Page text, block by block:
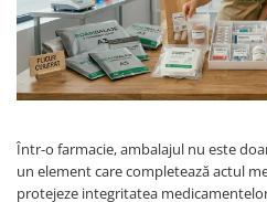
Într-o farmacie, ambalajul nu este
un element care completează actul
protejeze integritatea